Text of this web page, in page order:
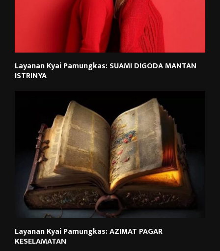
Layanan Kyai Pamungkas: SUAMI DIGODA MANTAN
ISTRINYA
Layanan Kyai Pamungkas: AZIMAT PAGAR
KESELAMATAN